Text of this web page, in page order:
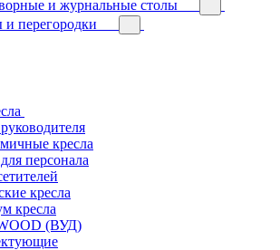
и журнальные столы
перегородки
кресла
персонала
кресла
кресла
(ВУД)